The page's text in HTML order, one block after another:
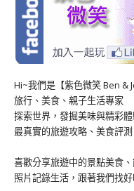
Hi~我們是【紫色微笑 Ben &
旅行、美食、親子生活專家
探索世界，發掘美味與精彩
最真實的旅遊攻略、美食評測
喜歡分享旅遊中的景點美食
照片記錄生活，跟著我們找